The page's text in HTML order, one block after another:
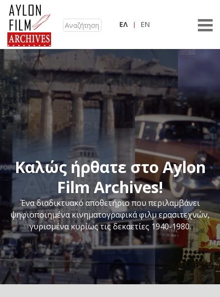
ΕΛ EN
Καλώς ήρθατε στο Aylon
Film Archives!
Ένα διαδικτυακό αποθετήριο που περιλαμβάνει
ψηφιοποιημένα κινηματογραφικά φιλμ ερασιτεχνών,
γυρισμένα κυρίως τις δεκαετίες 1940-1980.